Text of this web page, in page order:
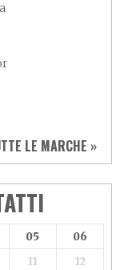
LE MARCHE »
05
06
11 12